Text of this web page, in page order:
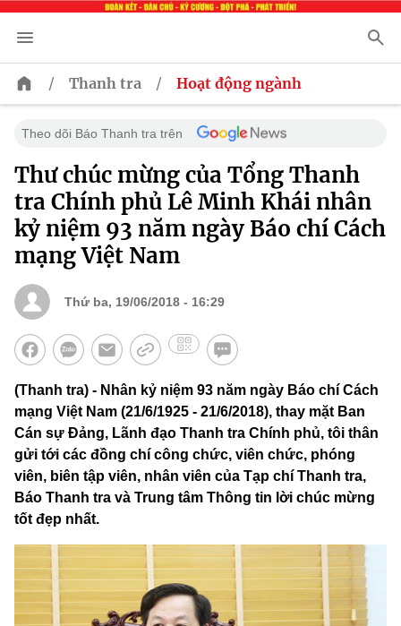
/ Thanh tra / Hoạt động ngành
Theo dõi Báo Thanh tra trên
Thư chúc mừng của Tổng Thanh
tra Chính phủ Lê Minh Khái nhân
kỷ niệm 93 năm ngày Báo chí Cách
mạng Việt Nam
Thứ ba, 19/06/2018 - 16:29
(Thanh tra) - Nhân kỷ niệm 93 năm ngày Báo chí Cách
mạng Việt Nam (21/6/1925 - 21/6/2018), thay mặt Ban
Cán sự Đảng, Lãnh đạo Thanh tra Chính phủ, tôi thân
gửi tới các đồng chí công chức, viên chức, phóng
viên, biên tập viên, nhân viên của Tạp chí Thanh tra,
Báo Thanh tra và Trung tâm Thông tin lời chúc mừng
tốt đẹp nhất.